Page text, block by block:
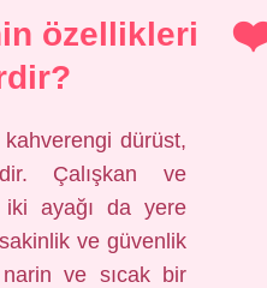
özellikleri
dürüst,
Çalışkan ve
ayağı da yere
ve güvenlik
ve sıcak bir